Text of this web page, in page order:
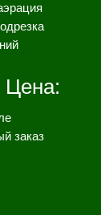
Цена:
заказ